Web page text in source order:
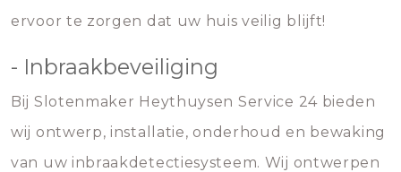
ervoor te zorgen dat uw huis veilig blijft!
- Inbraakbeveiliging
Bij Slotenmaker Heythuysen Service 24 bieden
wij ontwerp, installatie, onderhoud en bewaking
van uw inbraakdetectiesysteem. Wij ontwerpen